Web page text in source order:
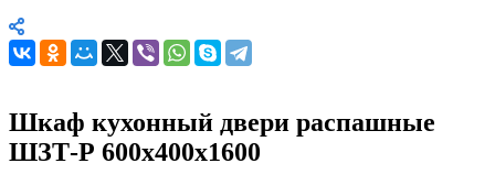
Шкаф кухонный двери распашные
ШЗТ-Р 600х400х1600